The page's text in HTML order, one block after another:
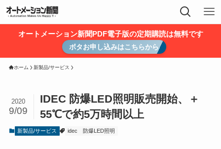
オートメーション新聞PDF電子版の定期購読は無料です
ボタお申し込みはこちらから
ホーム 新製品/サービス
IDEC 防爆LED照明販売開始、＋
55℃で約5万時間以上
2020
9/09
新製品/サービス idec 防爆LED照明